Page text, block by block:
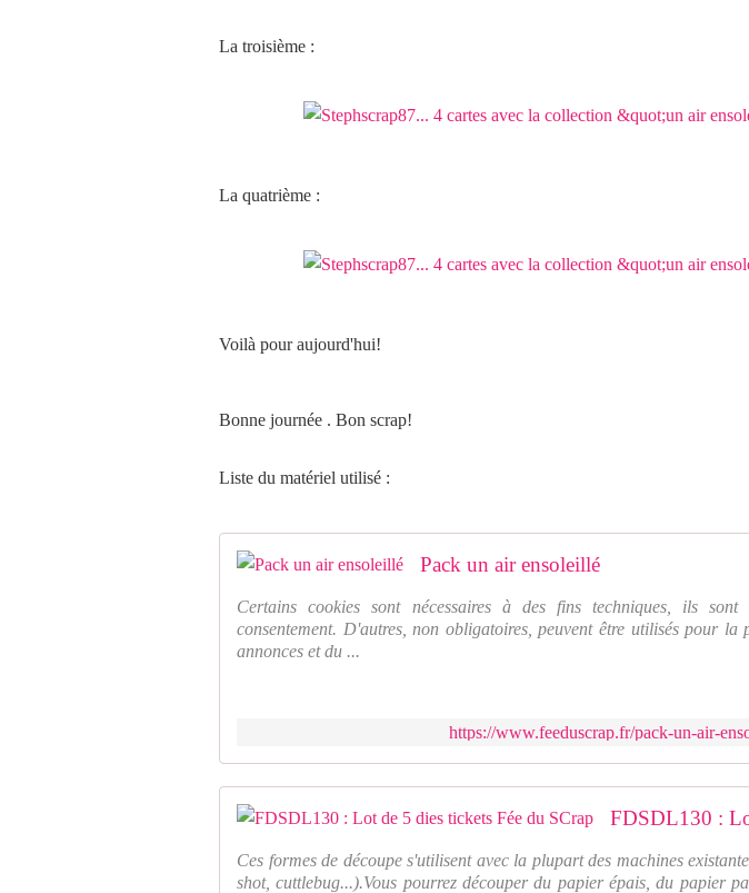
La troisième :
La quatrième :
Voilà pour aujourd'hui!
Bonne journée . Bon scrap!
Liste du matériel utilisé :
Pack un air ensoleillé
Certains cookies sont nécessaires à des fins techniques, ils sont
consentement. D'autres, non obligatoires, peuvent être utilisés pour la
annonces et du ...
https://www.feeduscrap.fr/pack-un-air-
Ces formes de découpe s'utilisent avec la plupart des machines
shot, cuttlebug...).Vous pourrez découper du papier épais, du papier